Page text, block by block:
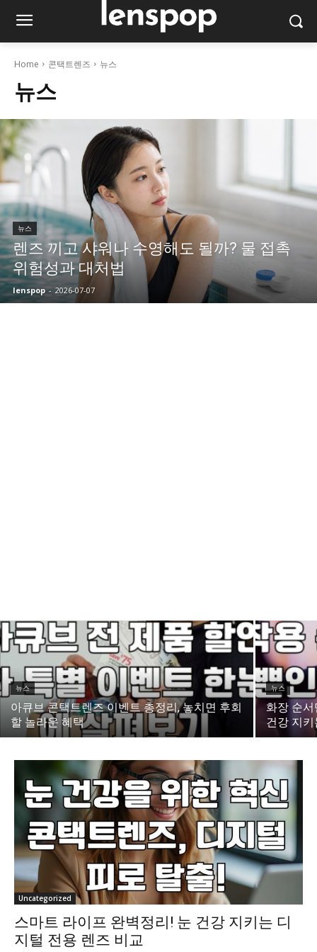
Home 콘택트렌즈 뉴스
뉴스
뉴스
렌즈 끼고 샤워나 수영해도 될까? 물 접촉
위험성과 대처법
lenspop - 2026-07-07
뉴스
아큐브 콘택트렌즈 이벤트 총정리, 놓치면 후회
할 놀라운 혜택
뉴스
화장 순
건강 지
Uncategorized
스마트 라이프 완벽정리! 눈 건강 지키는 디
지털 전용 렌즈 비교